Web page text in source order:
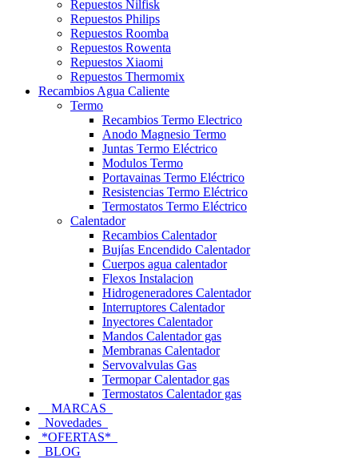
Repuestos Nilfisk
Repuestos Philips
Repuestos Roomba
Repuestos Rowenta
Repuestos Xiaomi
Repuestos Thermomix
Recambios Agua Caliente
Termo
Recambios Termo Electrico
Anodo Magnesio Termo
Juntas Termo Eléctrico
Modulos Termo
Portavainas Termo Eléctrico
Resistencias Termo Eléctrico
Termostatos Termo Eléctrico
Calentador
Recambios Calentador
Bujías Encendido Calentador
Cuerpos agua calentador
Flexos Instalacion
Hidrogeneradores Calentador
Interruptores Calentador
Inyectores Calentador
Mandos Calentador gas
Membranas Calentador
Servovalvulas Gas
Termopar Calentador gas
Termostatos Calentador gas
MARCAS
Novedades
*OFERTAS*
BLOG